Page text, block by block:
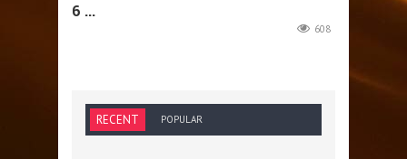
6 ...
608
RECENT POPULAR